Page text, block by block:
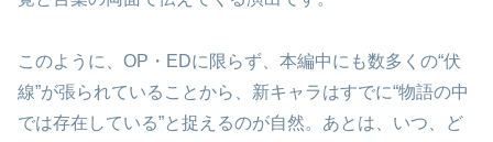
このように、OP・EDに限らず、本編中にも数多くの“伏
線”が張られていることから、新キャラはすでに“物語の中
では存在している”と捉えるのが自然。あとは、いつ、ど